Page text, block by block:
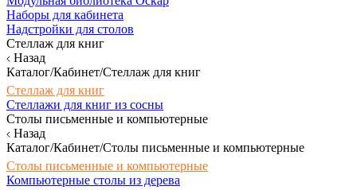
Наборы для кабинета
Надстройки для столов
Стеллаж для книг
Назад
Каталог/Кабинет/Стеллаж для книг
Стеллаж для книг
Стеллажи для книг из сосны
Столы письменные и компьютерные
Назад
Каталог/Кабинет/Столы письменные и компьютерные
Столы письменные и компьютерные
Компьютерные столы из дерева